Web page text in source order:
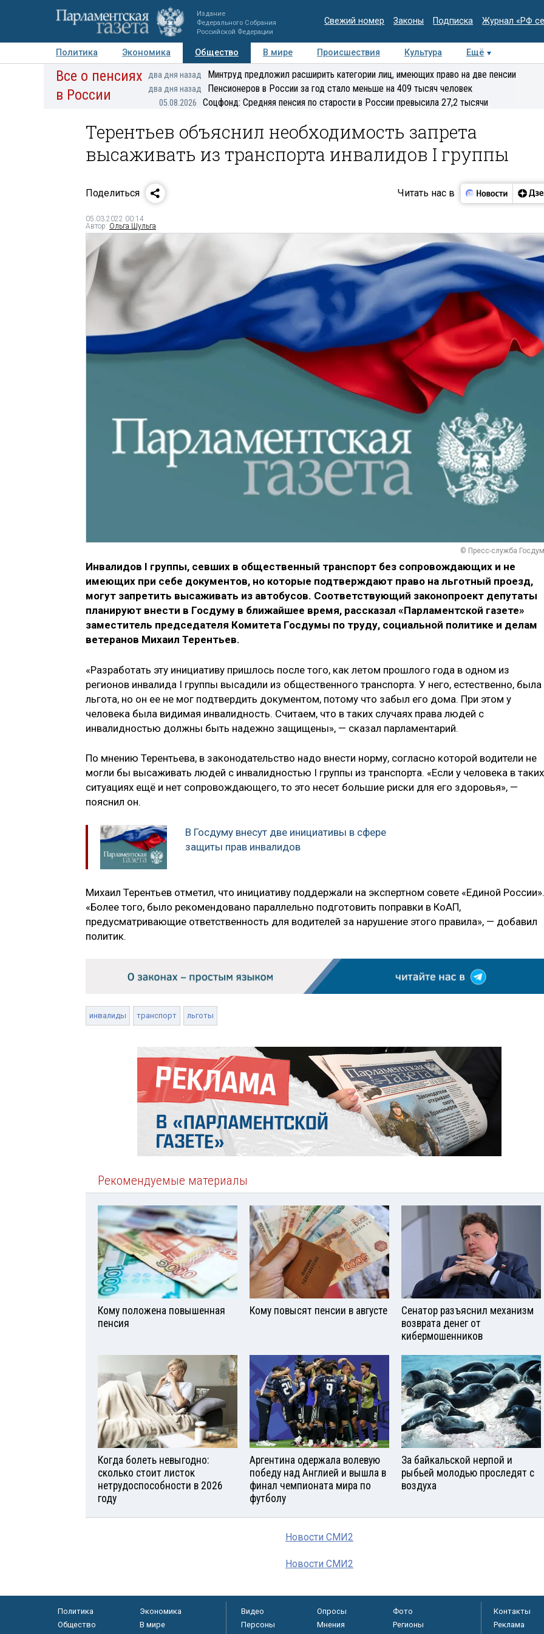
Издание
Федерального Собрания
Российской Федерации
Свежий номер Законы Подписка Журнал «РФ
Политика Экономика Общество В мире Происшествия Культура
Ещё
Авторы Персоны Мнения Регионы Медиацентр Интервью Колумнисты
Все о пенсиях
в России
два дня назад Минтруд предложил расширить категории лиц, имеющих право на две пенсии
два дня назад Пенсионеров в России за год стало меньше на 409 тысяч человек
05.08.2026 Соцфонд: Средняя пенсия по старости в России превысила 27,2 тысячи
Терентьев объяснил необходимость запрета
высаживать из транспорта инвалидов I группы
Поделиться Читать нас в
05.03.2022 00:14
Автор: Ольга Шульга
© Пресс-служба
Инвалидов I группы, севших в общественный транспорт без сопровождающих и не
имеющих при себе документов, но которые подтверждают право на льготный проезд,
могут запретить высаживать из автобусов. Соответствующий законопроект депутаты
планируют внести в Госдуму в ближайшее время, рассказал «Парламентской газете»
заместитель председателя Комитета Госдумы по труду, социальной политике и делам
ветеранов Михаил Терентьев.
«Разработать эту инициативу пришлось после того, как летом прошлого года в одном из
регионов инвалида I группы высадили из общественного транспорта. У него, естественно, была
льгота, но он ее не мог подтвердить документом, потому что забыл его дома. При этом у
человека была видимая инвалидность. Считаем, что в таких случаях права людей с
инвалидностью должны быть надежно защищены», — сказал парламентарий.
По мнению Терентьева, в законодательство надо внести норму, согласно которой водители не
могли бы высаживать людей с инвалидностью I группы из транспорта. «Если у человека в таких
ситуациях ещё и нет сопровождающего, то это несет большие риски для его здоровья», —
пояснил он.
В Госдуму внесут две инициативы в сфере
защиты прав инвалидов
Михаил Терентьев отметил, что инициативу поддержали на экспертном совете «Единой России».
«Более того, было рекомендовано параллельно подготовить поправки в КоАП,
предусматривающие ответственность для водителей за нарушение этого правила», — добавил
политик.
инвалиды транспорт льготы
Рекомендуемые материалы
Кому положена повышенная
пенсия
Кому повысят пенсии в августе
Сенатор разъяснил механизм
возврата денег от
кибермошенников
Когда болеть невыгодно:
сколько стоит листок
нетрудоспособности в 2026
году
Аргентина одержала волевую
победу над Англией и вышла в
финал чемпионата мира по
футболу
За байкальской нерпой и
рыбьей молодью проследят с
воздуха
Новости СМИ2
Новости СМИ2
Политика
Экономика
Общество
В мире
Видео Опросы
Фото
Персоны
Мнения
Регионы
Контакты
Реклама